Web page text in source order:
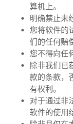
算机上。
明确禁止未
您将软件的
们的任何赔
您不得向任
除非我们已
款的条款，
有权利。
对于通过非
软件的使用